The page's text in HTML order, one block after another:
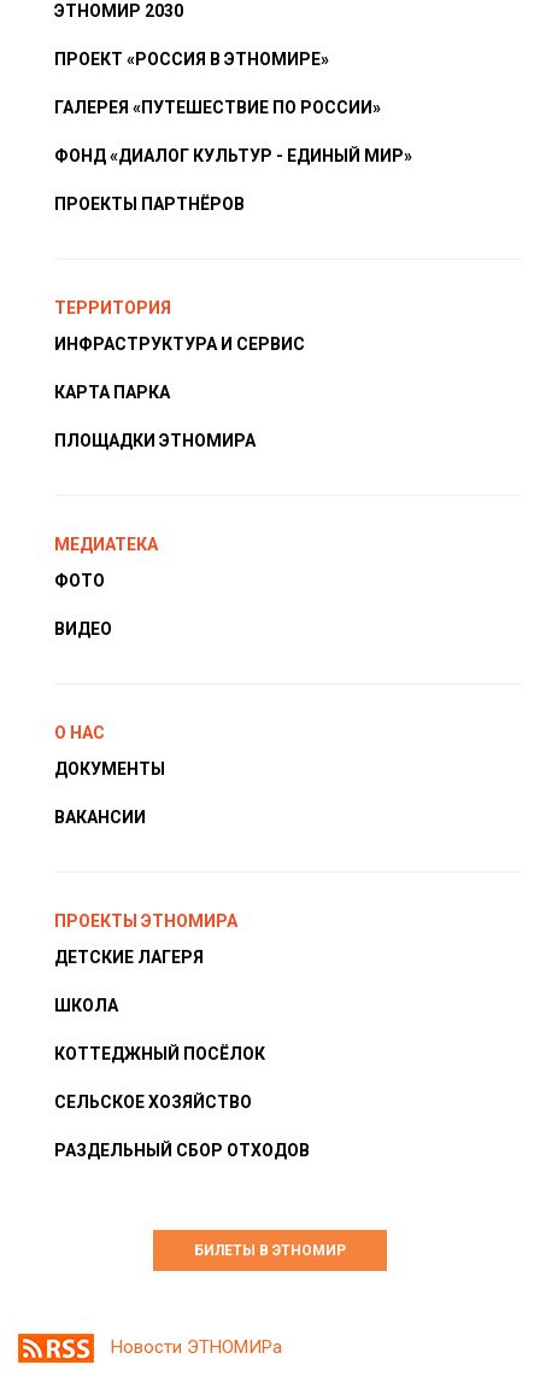
ЭТНОМИР 2030
ПРОЕКТ «РОССИЯ В ЭТНОМИРЕ»
ГАЛЕРЕЯ «ПУТЕШЕСТВИЕ ПО РОССИИ»
ФОНД «ДИАЛОГ КУЛЬТУР - ЕДИНЫЙ МИР»
ПРОЕКТЫ ПАРТНЁРОВ
ТЕРРИТОРИЯ
ИНФРАСТРУКТУРА И СЕРВИС
КАРТА ПАРКА
ПЛОЩАДКИ ЭТНОМИРА
МЕДИАТЕКА
ФОТО
ВИДЕО
О НАС
ДОКУМЕНТЫ
ВАКАНСИИ
ПРОЕКТЫ ЭТНОМИРА
ДЕТСКИЕ ЛАГЕРЯ
ШКОЛА
КОТТЕДЖНЫЙ ПОСЁЛОК
СЕЛЬСКОЕ ХОЗЯЙСТВО
РАЗДЕЛЬНЫЙ СБОР ОТХОДОВ
БИЛЕТЫ В ЭТНОМИР
Новости ЭТНОМИРа